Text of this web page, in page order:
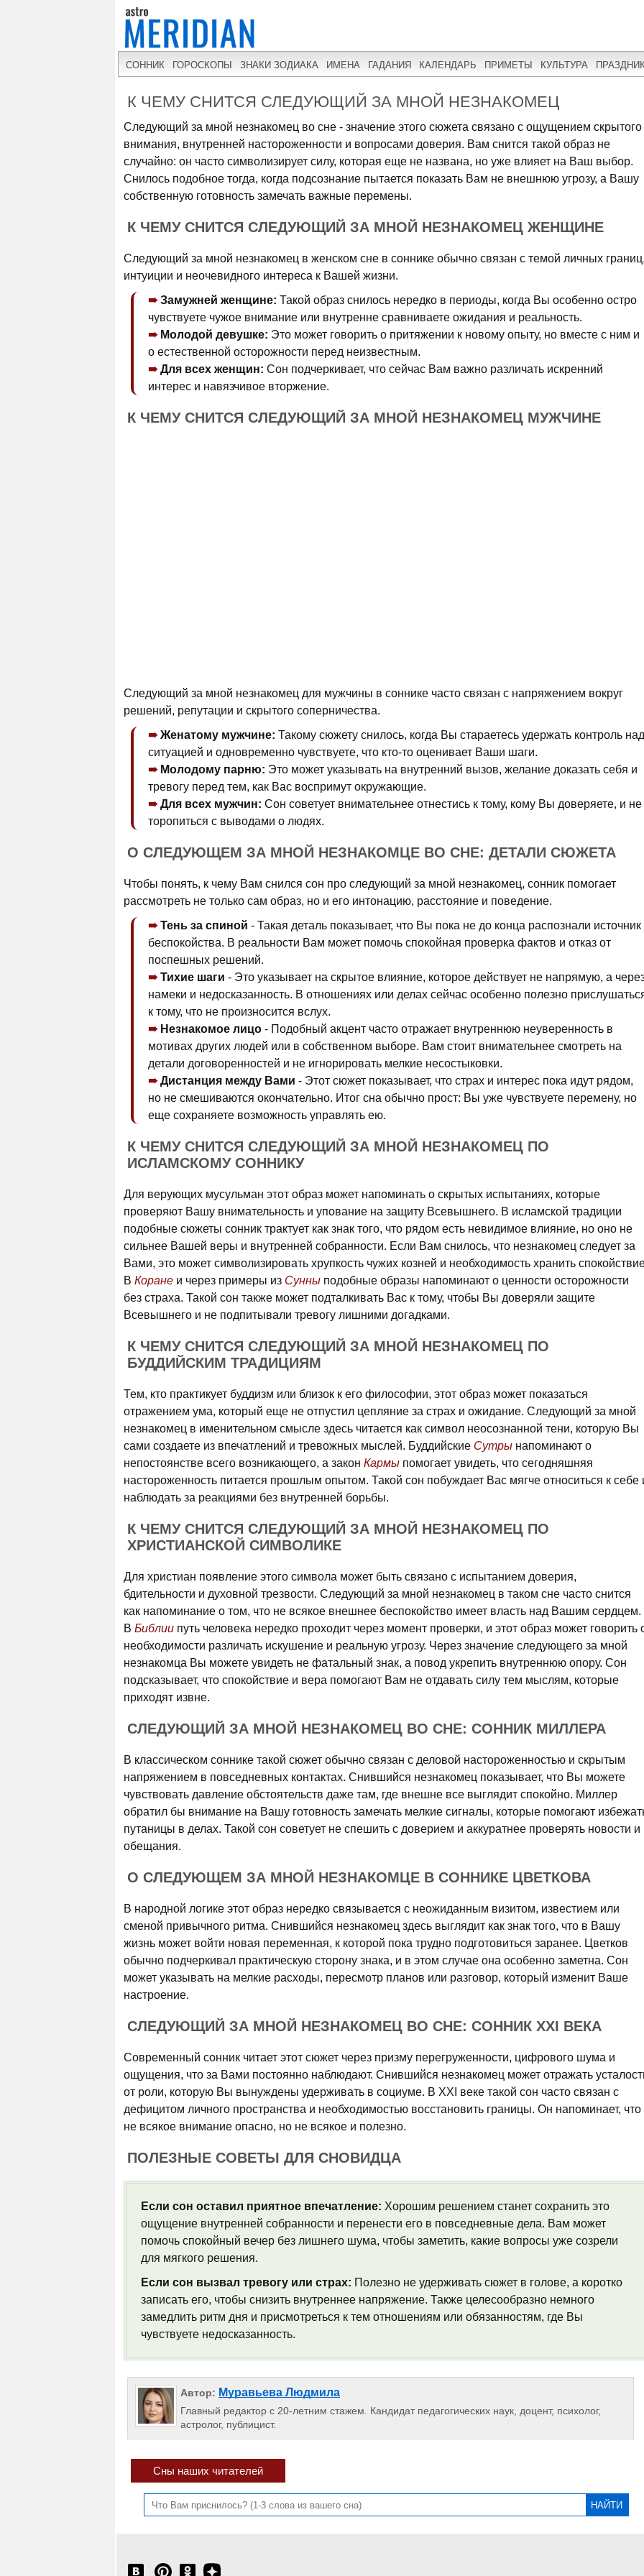
СОННИК ГОРОСКОПЫ ЗНАКИ ЗОДИАКА ИМЕНА ГАДАНИЯ КАЛЕНДАРЬ ПРИМЕТЫ КУЛЬТУРА
К ЧЕМУ СНИТСЯ СЛЕДУЮЩИЙ ЗА МНОЙ НЕЗНАКОМЕЦ
Следующий за мной незнакомец во сне - значение этого сюжета связано с ощущением скрытого
внимания, внутренней настороженности и вопросами доверия. Вам снится такой образ не
случайно: он часто символизирует силу, которая еще не названа, но уже влияет на Ваш выбор.
Снилось подобное тогда, когда подсознание пытается показать Вам не внешнюю угрозу, а Вашу
собственную готовность замечать важные перемены.
К ЧЕМУ СНИТСЯ СЛЕДУЮЩИЙ ЗА МНОЙ НЕЗНАКОМЕЦ ЖЕНЩИНЕ
Следующий за мной незнакомец в женском сне в соннике обычно связан с темой личных
интуиции и неочевидного интереса к Вашей жизни.
Замужней женщине: Такой образ снилось нередко в периоды, когда Вы особенно остро
чувствуете чужое внимание или внутренне сравниваете ожидания и реальность.
Молодой девушке: Это может говорить о притяжении к новому опыту, но вместе с ним и
о естественной осторожности перед неизвестным.
Для всех женщин: Сон подчеркивает, что сейчас Вам важно различать искренний
интерес и навязчивое вторжение.
К ЧЕМУ СНИТСЯ СЛЕДУЮЩИЙ ЗА МНОЙ НЕЗНАКОМЕЦ МУЖЧИНЕ
Следующий за мной незнакомец для мужчины в соннике часто связан с напряжением вокруг
решений, репутации и скрытого соперничества.
Женатому мужчине: Такому сюжету снилось, когда Вы стараетесь удержать контроль над
ситуацией и одновременно чувствуете, что кто-то оценивает Ваши шаги.
Молодому парню: Это может указывать на внутренний вызов, желание доказать себя и
тревогу перед тем, как Вас воспримут окружающие.
Для всех мужчин: Сон советует внимательнее отнестись к тому, кому Вы доверяете, и не
торопиться с выводами о людях.
О СЛЕДУЮЩЕМ ЗА МНОЙ НЕЗНАКОМЦЕ ВО СНЕ: ДЕТАЛИ СЮЖЕТА
Чтобы понять, к чему Вам снился сон про следующий за мной незнакомец, сонник помогает
рассмотреть не только сам образ, но и его интонацию, расстояние и поведение.
Тень за спиной - Такая деталь показывает, что Вы пока не до конца распознали источник
беспокойства. В реальности Вам может помочь спокойная проверка фактов и отказ от
поспешных решений.
Тихие шаги - Это указывает на скрытое влияние, которое действует не напрямую, а
намеки и недосказанность. В отношениях или делах сейчас особенно полезно
к тому, что не произносится вслух.
Незнакомое лицо - Подобный акцент часто отражает внутреннюю неуверенность в
мотивах других людей или в собственном выборе. Вам стоит внимательнее смотреть на
детали договоренностей и не игнорировать мелкие несостыковки.
Дистанция между Вами - Этот сюжет показывает, что страх и интерес пока идут рядом,
но не смешиваются окончательно. Итог сна обычно прост: Вы уже чувствуете перемену, но
еще сохраняете возможность управлять ею.
К ЧЕМУ СНИТСЯ СЛЕДУЮЩИЙ ЗА МНОЙ НЕЗНАКОМЕЦ ПО
ИСЛАМСКОМУ СОННИКУ
Для верующих мусульман этот образ может напоминать о скрытых испытаниях, которые
проверяют Вашу внимательность и упование на защиту Всевышнего. В исламской традиции
подобные сюжеты сонник трактует как знак того, что рядом есть невидимое влияние, но оно не
сильнее Вашей веры и внутренней собранности. Если Вам снилось, что незнакомец следует за
Вами, это может символизировать хрупкость чужих козней и необходимость хранить
В Коране и через примеры из Сунны подобные образы напоминают о ценности осторожности
без страха. Такой сон также может подталкивать Вас к тому, чтобы Вы доверяли защите
Всевышнего и не подпитывали тревогу лишними догадками.
К ЧЕМУ СНИТСЯ СЛЕДУЮЩИЙ ЗА МНОЙ НЕЗНАКОМЕЦ ПО
БУДДИЙСКИМ ТРАДИЦИЯМ
Тем, кто практикует буддизм или близок к его философии, этот образ может показаться
отражением ума, который еще не отпустил цепляние за страх и ожидание. Следующий за мной
незнакомец в именительном смысле здесь читается как символ неосознанной тени, которую Вы
сами создаете из впечатлений и тревожных мыслей. Буддийские Сутры напоминают о
непостоянстве всего возникающего, а закон Кармы помогает увидеть, что сегодняшняя
настороженность питается прошлым опытом. Такой сон побуждает Вас мягче относиться к себе
наблюдать за реакциями без внутренней борьбы.
К ЧЕМУ СНИТСЯ СЛЕДУЮЩИЙ ЗА МНОЙ НЕЗНАКОМЕЦ ПО
ХРИСТИАНСКОЙ СИМВОЛИКЕ
Для христиан появление этого символа может быть связано с испытанием доверия,
бдительности и духовной трезвости. Следующий за мной незнакомец в таком сне часто снится
как напоминание о том, что не всякое внешнее беспокойство имеет власть над Вашим сердцем.
В Библии путь человека нередко проходит через момент проверки, и этот образ может говорить
необходимости различать искушение и реальную угрозу. Через значение следующего за мной
незнакомца Вы можете увидеть не фатальный знак, а повод укрепить внутреннюю опору. Сон
подсказывает, что спокойствие и вера помогают Вам не отдавать силу тем мыслям, которые
приходят извне.
СЛЕДУЮЩИЙ ЗА МНОЙ НЕЗНАКОМЕЦ ВО СНЕ: СОННИК МИЛЛЕРА
В классическом соннике такой сюжет обычно связан с деловой настороженностью и скрытым
напряжением в повседневных контактах. Снившийся незнакомец показывает, что Вы можете
чувствовать давление обстоятельств даже там, где внешне все выглядит спокойно. Миллер
обратил бы внимание на Вашу готовность замечать мелкие сигналы, которые помогают
путаницы в делах. Такой сон советует не спешить с доверием и аккуратнее проверять новости и
обещания.
О СЛЕДУЮЩЕМ ЗА МНОЙ НЕЗНАКОМЦЕ В СОННИКЕ ЦВЕТКОВА
В народной логике этот образ нередко связывается с неожиданным визитом, известием или
сменой привычного ритма. Снившийся незнакомец здесь выглядит как знак того, что в Вашу
жизнь может войти новая переменная, к которой пока трудно подготовиться заранее. Цветков
обычно подчеркивал практическую сторону знака, и в этом случае она особенно заметна. Сон
может указывать на мелкие расходы, пересмотр планов или разговор, который изменит Ваше
настроение.
СЛЕДУЮЩИЙ ЗА МНОЙ НЕЗНАКОМЕЦ ВО СНЕ: СОННИК XXI ВЕКА
Современный сонник читает этот сюжет через призму перегруженности, цифрового шума и
ощущения, что за Вами постоянно наблюдают. Снившийся незнакомец может отражать
от роли, которую Вы вынуждены удерживать в социуме. В XXI веке такой сон часто связан с
дефицитом личного пространства и необходимостью восстановить границы. Он напоминает, что
не всякое внимание опасно, но не всякое и полезно.
ПОЛЕЗНЫЕ СОВЕТЫ ДЛЯ СНОВИДЦА
Если сон оставил приятное впечатление: Хорошим решением станет сохранить это
ощущение внутренней собранности и перенести его в повседневные дела. Вам может
помочь спокойный вечер без лишнего шума, чтобы заметить, какие вопросы уже созрели
для мягкого решения.
Если сон вызвал тревогу или страх: Полезно не удерживать сюжет в голове, а коротко
записать его, чтобы снизить внутреннее напряжение. Также целесообразно немного
замедлить ритм дня и присмотреться к тем отношениям или обязанностям, где Вы
чувствуете недосказанность.
Автор: Муравьева Людмила
Главный редактор с 20-летним стажем. Кандидат педагогических наук, доцент, психолог,
астролог, публицист.
Сны наших читателей